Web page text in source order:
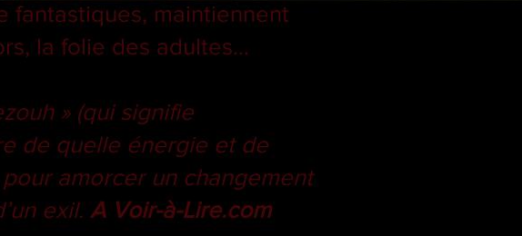
fantastiques, maintiennent
la folie des adultes…
» (qui signifie
de quelle énergie et de
amorcer un changement
exil. A Voir-à-Lire.com